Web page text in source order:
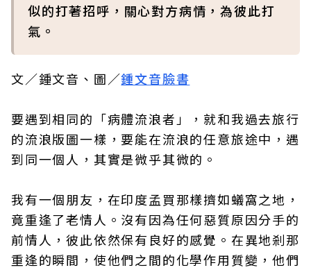
似的打著招呼，關心對方病情，為彼此打
氣。
文／鍾文音、圖／鍾文音臉書
要遇到相同的「病體流浪者」，就和我過去旅行
的流浪版圖一樣，要能在流浪的任意旅途中，遇
到同一個人，其實是微乎其微的。
我有一個朋友，在印度孟買那樣擠如蟻窩之地，
竟重逢了老情人。沒有因為任何惡質原因分手的
前情人，彼此依然保有良好的感覺。在異地剎那
重逢的瞬間，使他們之間的化學作用質變，他們